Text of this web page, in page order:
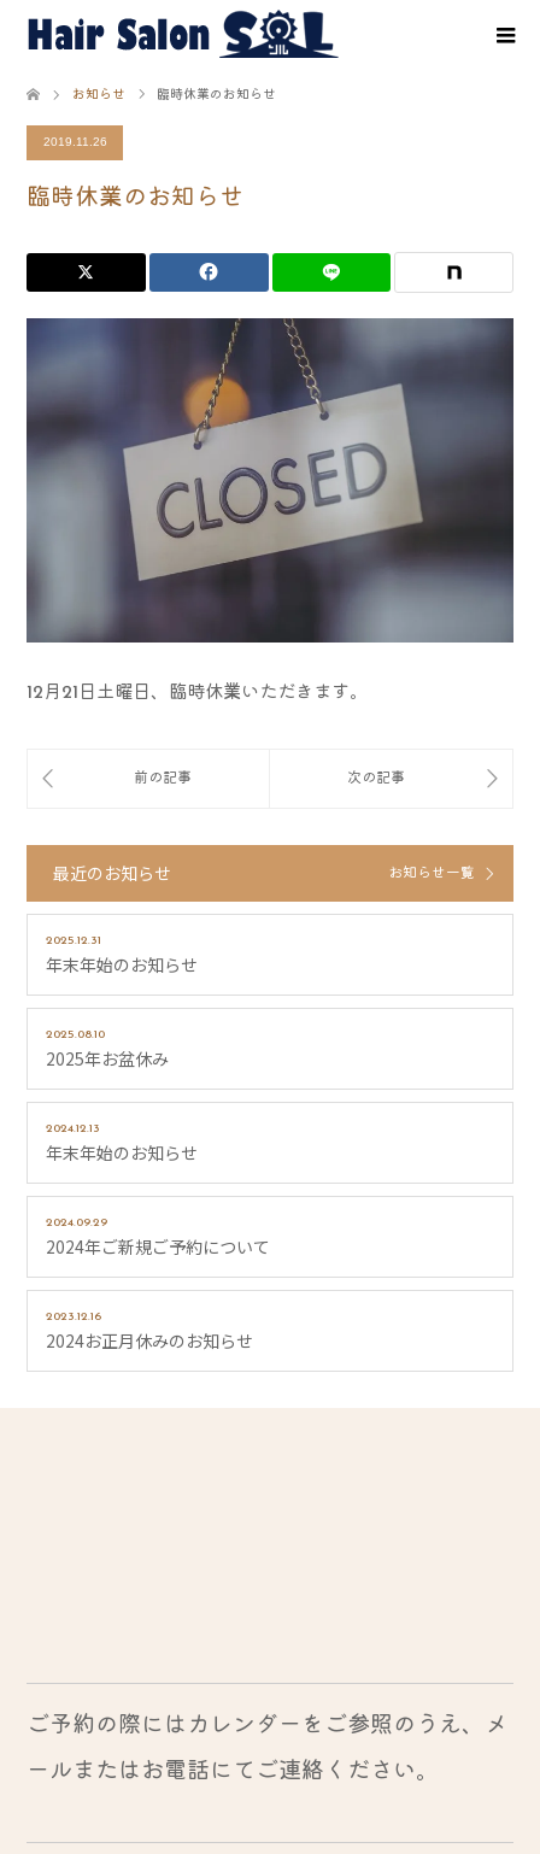
お知らせ 臨時休業のお知らせ
2019.11.26
臨時休業のお知らせ
12月21日土曜日、臨時休業いただきます。
最近のお知らせ お知らせ一覧
2025.12.31
年末年始のお知らせ
2025.08.10
2025年お盆休み
2024.12.13
年末年始のお知らせ
2024.09.29
2024年ご新規ご予約について
2023.12.16
2024お正月休みのお知らせ
ご予約の際にはカレンダーをご参照のうえ、メ
ールまたはお電話にてご連絡ください。